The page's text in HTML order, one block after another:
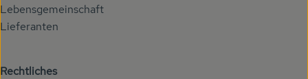
Lebensgemeinschaft
Lieferanten
Rechtliches